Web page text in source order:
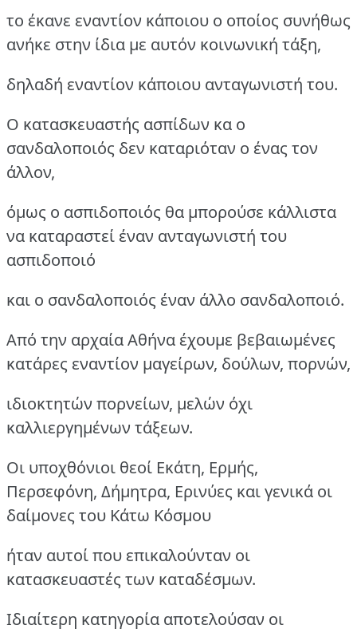
το έκανε εναντίον κάποιου ο οποίος συνήθως
ανήκε στην ίδια με αυτόν κοινωνική τάξη,
δηλαδή εναντίον κάποιου ανταγωνιστή του.
Ο κατασκευαστής ασπίδων κα ο
σανδαλοποιός δεν καταριόταν ο ένας τον
άλλον,
όμως ο ασπιδοποιός θα μπορούσε κάλλιστα
να καταραστεί έναν ανταγωνιστή του
ασπιδοποιό
και ο σανδαλοποιός έναν άλλο σανδαλοποιό.
Από την αρχαία Αθήνα έχουμε βεβαιωμένες
κατάρες εναντίον μαγείρων, δούλων, πορνών,
ιδιοκτητών πορνείων, μελών όχι
καλλιεργημένων τάξεων.
Οι υποχθόνιοι θεοί Εκάτη, Ερμής,
Περσεφόνη, Δήμητρα, Ερινύες και γενικά οι
δαίμονες του Κάτω Κόσμου
ήταν αυτοί που επικαλούνταν οι
κατασκευαστές των καταδέσμων.
Ιδιαίτερη κατηγορία αποτελούσαν οι